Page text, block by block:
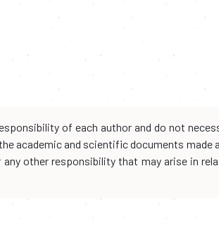
of each author and do not
academic and scientific documents made
other responsibility that may arise in